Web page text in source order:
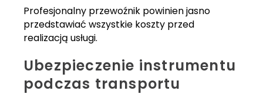
Profesjonalny przewoźnik powinien jasno
przedstawiać wszystkie koszty przed
realizacją usługi.
Ubezpieczenie instrumentu
podczas transportu